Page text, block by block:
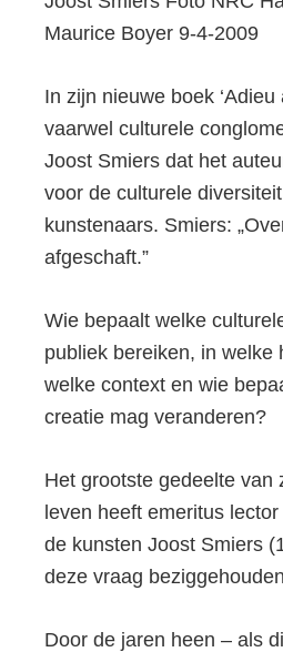
Maurice Boyer 9-4-2009
In zijn nieuwe boek
vaarwel culturele
Joost Smiers dat het
voor de culturele
kunstenaars. Smiers:
afgeschaft.”
Wie bepaalt welke
publiek bereiken, in welke
welke context en wie
creatie mag veranderen?
Het grootste gedeelte van
leven heeft emeritus
de kunsten Joost Smiers
deze vraag
Door de jaren heen – als